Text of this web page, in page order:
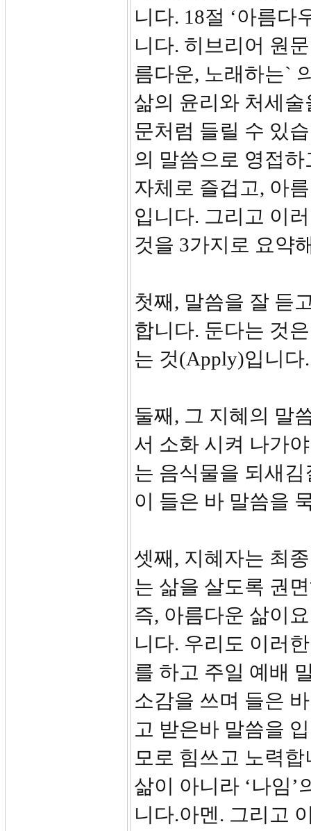
니다. 18절 ‘아름다
니다. 히브리어 원
름다운, 노래하는`
삶의 윤리와 처세
문처럼 들릴 수 있
의 말씀으로 영접
자체로 즐겁고, 아
입니다. 그리고 이
것을 3가지로 요약
첫째, 말씀을 잘 듣
합니다. 둔다는 것
는 것(Apply)입니다.
둘째, 그 지혜의 말
서 소화 시켜 나가
는 음식물을 되새
이 들은 바 말씀을
셋째, 지혜자는 최
는 삶을 살도록 권
즉, 아름다운 삶이
니다. 우리도 이러
를 하고 주일 예배
소감을 쓰며 들은
고 받은바 말씀을
모로 힘쓰고 노력
삶이 아니라 ‘나임
니다.아멘. 그리고